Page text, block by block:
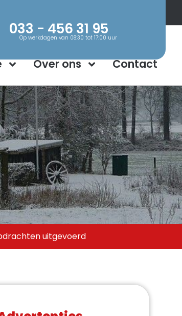
033 - 456 31 95
Op werkdagen van 08:30 tot 17:00 uur
Over ons Contact
uitgevoerd